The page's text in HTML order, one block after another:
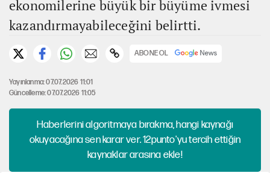
ekonomilerine büyük bir büyüme ivmesi
kazandırmayabileceğini belirtti.
ABONE OL
Yayınlanma: 07.07.2026 11:01
Güncelleme: 07.07.2026 11:05
Haberlerini algoritmaya bırakma, hangi kaynağı
okuyacağına sen karar ver. 12punto'yu tercih ettiğin
kaynaklar arasına ekle!